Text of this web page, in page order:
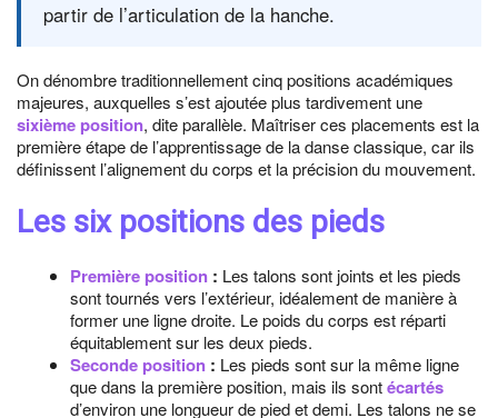
partir de l’articulation de la hanche.
On dénombre traditionnellement cinq positions académiques
majeures, auxquelles s’est ajoutée plus tardivement une
sixième position, dite parallèle. Maîtriser ces placements est la
première étape de l’apprentissage de la danse classique, car ils
définissent l’alignement du corps et la précision du mouvement.
Les six positions des pieds
Première position : Les talons sont joints et les pieds
sont tournés vers l’extérieur, idéalement de manière à
former une ligne droite. Le poids du corps est réparti
équitablement sur les deux pieds.
Seconde position : Les pieds sont sur la même ligne
que dans la première position, mais ils sontécartés
d’environ une longueur de pied et demi. Les talons ne se